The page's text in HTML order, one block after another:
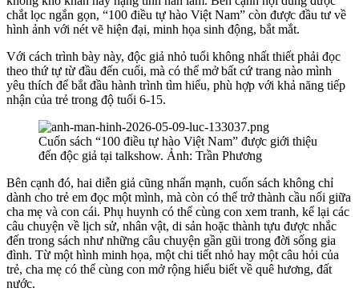
chắt lọc ngắn gọn, “100 điều tự hào Việt Nam” còn được đầu tư về
hình ảnh với nét vẽ hiện đại, minh họa sinh động, bắt mắt.
Với cách trình bày này, độc giả nhỏ tuổi không nhất thiết phải đọc
theo thứ tự từ đầu đến cuối, mà có thể mở bất cứ trang nào mình
yêu thích để bắt đầu hành trình tìm hiểu, phù hợp với khả năng tiếp
nhận của trẻ trong độ tuổi 6-15.
Cuốn sách “100 điều tự hào Việt Nam” được giới thiệu
đến độc giả tại talkshow. Ảnh: Trần Phương
Bên cạnh đó, hai diễn giả cũng nhấn mạnh, cuốn sách không chỉ
dành cho trẻ em đọc một mình, mà còn có thể trở thành cầu nối giữa
cha mẹ và con cái. Phụ huynh có thể cùng con xem tranh, kể lại các
câu chuyện về lịch sử, nhân vật, di sản hoặc thành tựu được nhắc
đến trong sách như những câu chuyện gần gũi trong đời sống gia
đình. Từ một hình minh họa, một chi tiết nhỏ hay một câu hỏi của
trẻ, cha mẹ có thể cùng con mở rộng hiểu biết về quê hương, đất
nước.